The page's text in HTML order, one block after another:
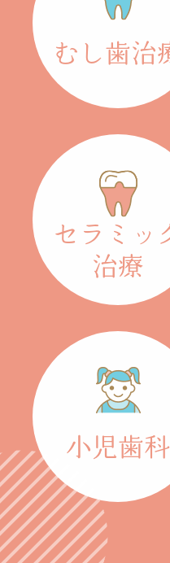
むし歯治
セラミッ
治療
小児歯科